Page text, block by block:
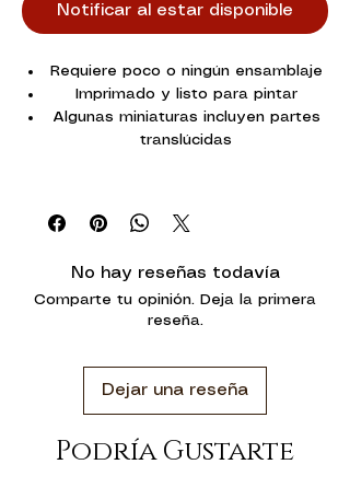
Notificar al estar disponible
Requiere poco o ningún ensamblaje
Imprimado y listo para pintar
Algunas miniaturas incluyen partes
translúcidas
Zombi masculino: 36 mm
Contenido:
2 miniaturas - 2 zombis
2 peanas redondas de plástico (25
No hay reseñas todavía
Comparte tu opinión. Deja la primera
reseña.
Dejar una reseña
Podría Gustarte